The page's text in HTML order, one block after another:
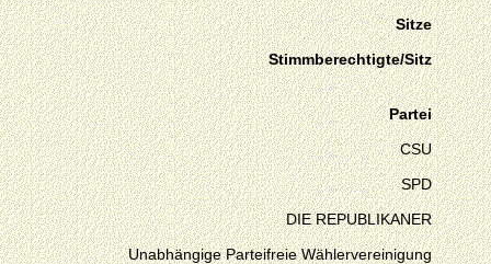
Sitze
Stimmberechtigte/Sitz
Partei
CSU
SPD
DIE REPUBLIKANER
Unabhängige Parteifreie Wählervereinigung